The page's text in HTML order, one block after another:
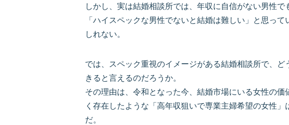
しかし、実は結婚相談所では、年収に自信がない男性で
「ハイスペックな男性でないと結婚は難しい」と思っ
しれない。
では、スペック重視のイメージがある結婚相談所で、
きると言えるのだろうか。
その理由は、令和となった今、結婚市場にいる女性の
く存在したような「高年収狙いで専業主婦希望の女性
だ。